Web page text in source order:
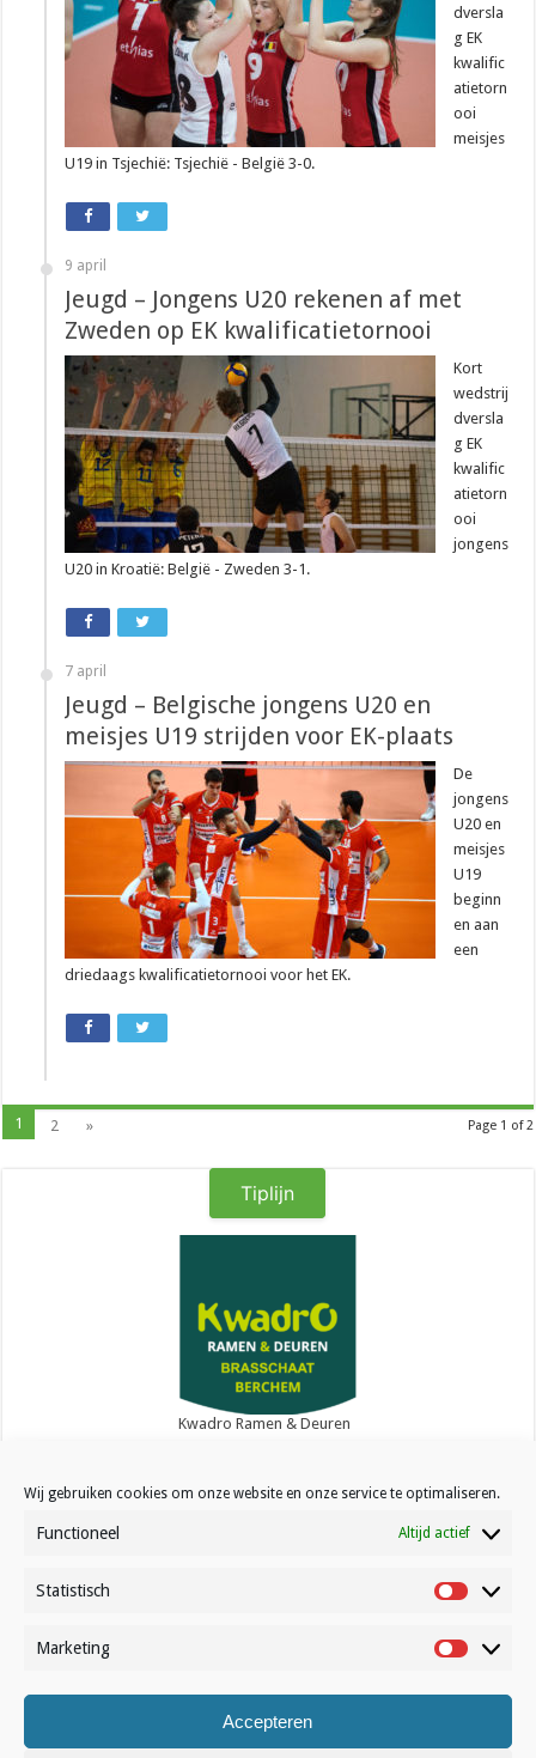
Wij gebruiken cookies om onze website en onze service te optimaliseren.
Functioneel Altijd actief
Statistisch Statistisch
Marketing
Accepteren
dversla
g EK
kwalific
atietorn
ooi
meisjes
U19 in Tsjechië: Tsjechië - België 3-0.
9 april
Jeugd – Jongens U20 rekenen af met
Zweden op EK kwalificatietornooi
Kort
wedstrij
dversla
g EK
kwalific
atietorn
ooi
jongens
U20 in Kroatië: België - Zweden 3-1.
7 april
Jeugd – Belgische jongens U20 en
meisjes U19 strijden voor EK-plaats
De
jongens
U20 en
meisjes
U19
beginn
en aan
een
driedaags kwalificatietornooi voor het EK.
Page 1 of 2
1 2 »
Tiplijn
Kwadro Ramen & Deuren
Contact
© Volleynews.be2026